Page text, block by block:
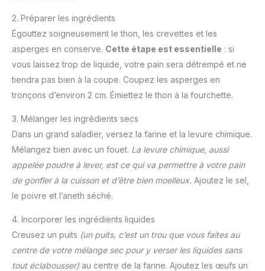
2. Préparer les ingrédients
Égouttez soigneusement le thon, les crevettes et les
asperges en conserve. Cette étape est essentielle : si
vous laissez trop de liquide, votre pain sera détrempé et ne
tiendra pas bien à la coupe. Coupez les asperges en
tronçons d’environ 2 cm. Émiettez le thon à la fourchette.
3. Mélanger les ingrédients secs
Dans un grand saladier, versez la farine et la levure chimique.
Mélangez bien avec un fouet. La levure chimique, aussi
appelée poudre à lever, est ce qui va permettre à votre pain
de gonfler à la cuisson et d’être bien moelleux. Ajoutez le sel,
le poivre et l’aneth séché.
4. Incorporer les ingrédients liquides
Creusez un puits (un puits, c’est un trou que vous faites au
centre de votre mélange sec pour y verser les liquides sans
tout éclabousser) au centre de la farine. Ajoutez les œufs un